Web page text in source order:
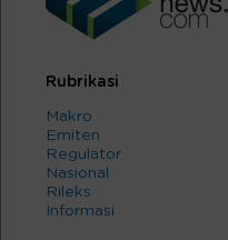
Rubrikasi
Makro
Emiten
Regulator
Nasional
Rileks
Informasi